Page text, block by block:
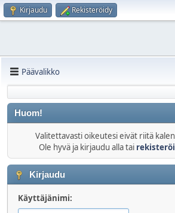
Kirjaudu Rekisteröidy
Päävalikko
Huom!
Valitettavasti oikeutesi eivät riitä
Ole hyvä ja kirjaudu alla tai
Kirjaudu
Käyttäjänimi: